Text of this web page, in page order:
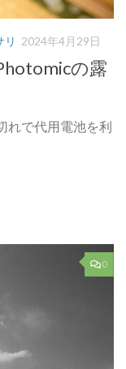
リ 2024年4月29日
の露
れで代用電池を利
0